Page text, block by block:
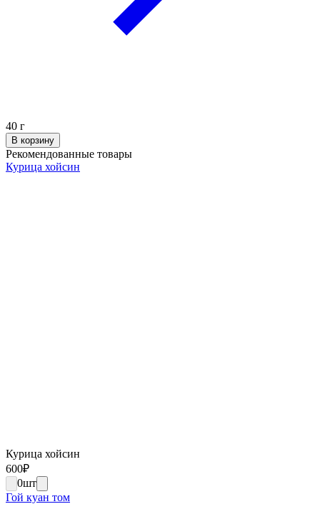
40 г
В корзину
Рекомендованные товары
Курица хойсин
Курица хойсин
600₽
0шт
Гой куан том